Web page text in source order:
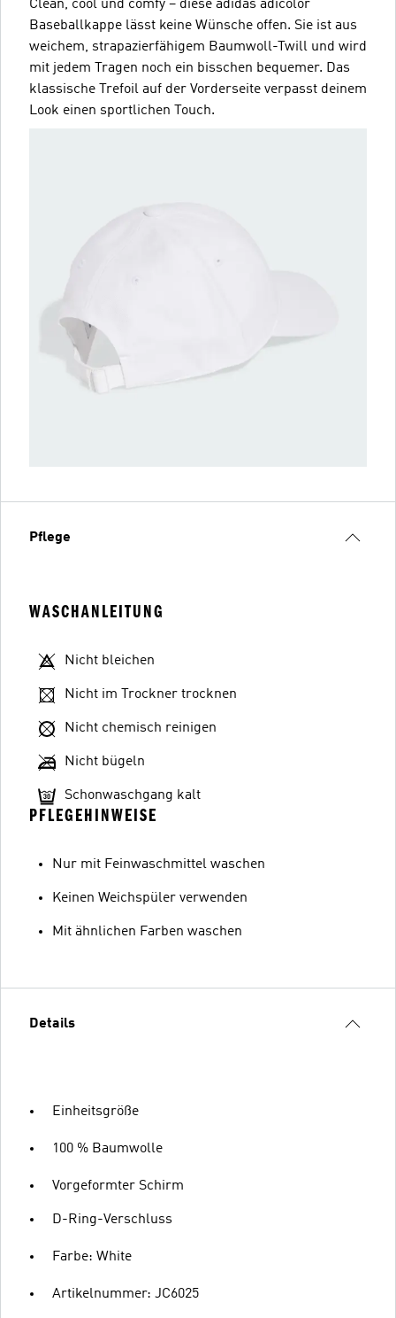
Clean, cool und comfy – diese adidas adicolor
Baseballkappe lässt keine Wünsche offen. Sie ist aus
weichem, strapazierfähigem Baumwoll-Twill und wird
mit jedem Tragen noch ein bisschen bequemer. Das
klassische Trefoil auf der Vorderseite verpasst deinem
Look einen sportlichen Touch.
Pflege
WASCHANLEITUNG
Nicht bleichen
Nicht im Trockner trocknen
Nicht chemisch reinigen
Nicht bügeln
Schonwaschgang kalt
PFLEGEHINWEISE
Nur mit Feinwaschmittel waschen
Keinen Weichspüler verwenden
Mit ähnlichen Farben waschen
Details
Einheitsgröße
100 % Baumwolle
Vorgeformter Schirm
D-Ring-Verschluss
Farbe: White
Artikelnummer: JC6025